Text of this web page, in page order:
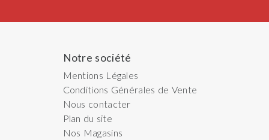
Notre société
Mentions Légales
Conditions Générales de Vente
Nous contacter
Plan du site
Nos Magasins